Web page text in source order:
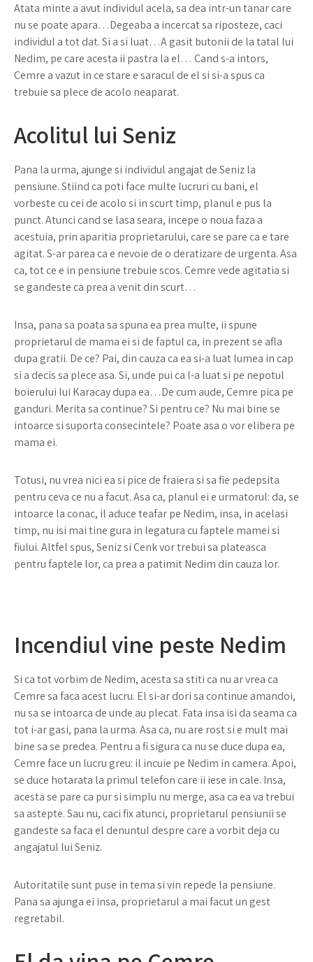
Atata minte a avut individul acela, sa dea intr-un tanar care
nu se poate apara…Degeaba a incercat sa riposteze, caci
individul a tot dat. Si a si luat…A gasit butonii de la tatal lui
Nedim, pe care acesta ii pastra la el… Cand s-a intors,
Cemre a vazut in ce stare e saracul de el si si-a spus ca
trebuie sa plece de acolo neaparat.
Acolitul lui Seniz
Pana la urma, ajunge si individul angajat de Seniz la
pensiune. Stiind ca poti face multe lucruri cu bani, el
vorbeste cu cei de acolo si in scurt timp, planul e pus la
punct. Atunci cand se lasa seara, incepe o noua faza a
acestuia, prin aparitia proprietarului, care se pare ca e tare
agitat. S-ar parea ca e nevoie de o deratizare de urgenta. Asa
ca, tot ce e in pensiune trebuie scos. Cemre vede agitatia si
se gandeste ca prea a venit din scurt…
Insa, pana sa poata sa spuna ea prea multe, ii spune
proprietarul de mama ei si de faptul ca, in prezent se afla
dupa gratii. De ce? Pai, din cauza ca ea si-a luat lumea in cap
si a decis sa plece asa. Si, unde pui ca l-a luat si pe nepotul
boierului lui Karacay dupa ea…De cum aude, Cemre pica pe
ganduri. Merita sa continue? Si pentru ce? Nu mai bine se
intoarce si suporta consecintele? Poate asa o vor elibera pe
mama ei.
Totusi, nu vrea nici ea si pice de fraiera si sa fie pedepsita
pentru ceva ce nu a facut. Asa ca, planul ei e urmatorul: da, se
intoarce la conac, il aduce teafar pe Nedim, insa, in acelasi
timp, nu isi mai tine gura in legatura cu faptele mamei si
fiului. Altfel spus, Seniz si Cenk vor trebui sa plateasca
pentru faptele lor, ca prea a patimit Nedim din cauza lor.
Incendiul vine peste Nedim
Si ca tot vorbim de Nedim, acesta sa stiti ca nu ar vrea ca
Cemre sa faca acest lucru. El si-ar dori sa continue amandoi,
nu sa se intoarca de unde au plecat. Fata insa isi da seama ca
tot i-ar gasi, pana la urma. Asa ca, nu are rost si e mult mai
bine sa se predea. Pentru a fi sigura ca nu se duce dupa ea,
Cemre face un lucru greu: il incuie pe Nedim in camera. Apoi,
se duce hotarata la primul telefon care ii iese in cale. Insa,
acesta se pare ca pur si simplu nu merge, asa ca ea va trebui
sa astepte. Sau nu, caci fix atunci, proprietarul pensiunii se
gandeste sa faca el denuntul despre care a vorbit deja cu
angajatul lui Seniz.
Autoritatile sunt puse in tema si vin repede la pensiune.
Pana sa ajunga ei insa, proprietarul a mai facut un gest
regretabil.